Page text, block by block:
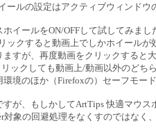
ールの設定はアクティブウィンドウ
イールをON/OFFして試してみまし
ックすると動画上でしかホイールが
すが、再度動画をクリックすると
ックしても動画上/動画以外のどち
境のほか（Firefoxの）セーフモー
が、もしかしてArtTips 快適マウス
対象の回避処理をなくすのではな